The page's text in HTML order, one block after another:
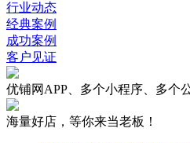
行业动态
经典案例
成功案例
客户见证
优铺网APP、多个小程序、多个
海量好店，等你来当老板！